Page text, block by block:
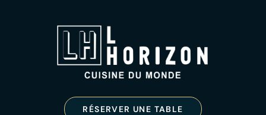
RÉSERVER UNE TABLE